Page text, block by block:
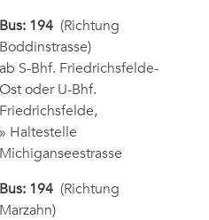
Bus: 194 (Richtung
Boddinstrasse)
ab S-Bhf. Friedrichsfelde-
Ost oder U-Bhf.
Friedrichsfelde,
» Haltestelle
Michiganseestrasse
Bus: 194 (Richtung
Marzahn)